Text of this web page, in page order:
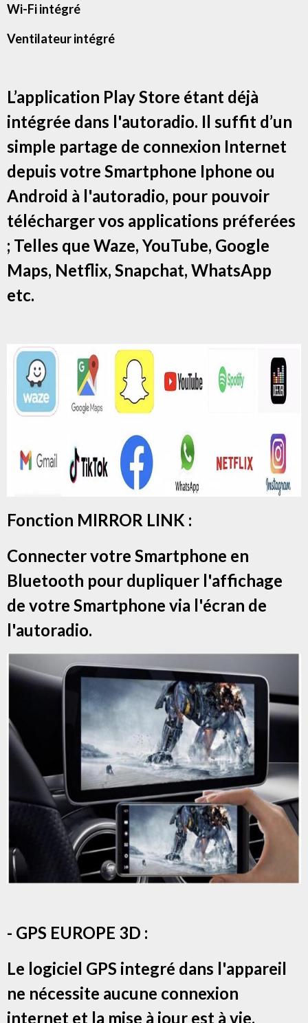
Wi-Fi intégré
Ventilateur intégré
L’application Play Store étant déjà
intégrée dans l'autoradio. Il suffit d’un
simple partage de connexion Internet
depuis votre Smartphone Iphone ou
Android à l'autoradio, pour pouvoir
télécharger vos applications préferées
; Telles que Waze, YouTube, Google
Maps, Netflix, Snapchat, WhatsApp
etc.
Fonction MIRROR LINK :
Connecter votre Smartphone en
Bluetooth pour dupliquer l'affichage
de votre Smartphone via l'écran de
l'autoradio.
- GPS EUROPE 3D :
Le logiciel GPS integré dans l'appareil
ne nécessite aucune connexion
internet et la mise à jour est à vie.